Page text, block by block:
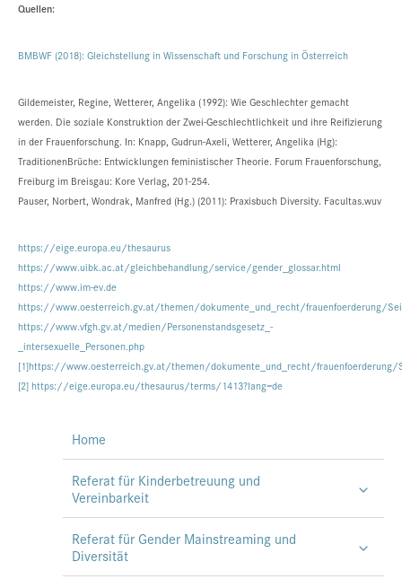
Quellen:
BMBWF (2018): Gleichstellung in Wissenschaft und Forschung in Österreich
Gildemeister, Regine, Wetterer, Angelika (1992): Wie Geschlechter gemacht
werden. Die soziale Konstruktion der Zwei-Geschlechtlichkeit und ihre Reifizierung
in der Frauenforschung. In: Knapp, Gudrun-Axeli, Wetterer, Angelika (Hg):
TraditionenBrüche: Entwicklungen feministischer Theorie. Forum Frauenforschung,
Freiburg im Breisgau: Kore Verlag, 201-254.
Pauser, Norbert, Wondrak, Manfred (Hg.) (2011): Praxisbuch Diversity. Facultas.wuv
https://eige.europa.eu/thesaurus
https://www.uibk.ac.at/gleichbehandlung/service/gender_glossar.html
https://www.im-ev.de
https://www.oesterreich.gv.at/themen/dokumente_und_recht/frauenfoerderung/
https://www.vfgh.gv.at/medien/Personenstandsgesetz_-
_intersexuelle_Personen.php
[1]https://www.oesterreich.gv.at/themen/dokumente_und_recht/frauenfoerderung/
[2] https://eige.europa.eu/thesaurus/terms/1413?lang=de
Home
Referat für Kinderbetreuung und
Vereinbarkeit
Referat für Gender Mainstreaming und
Diversität